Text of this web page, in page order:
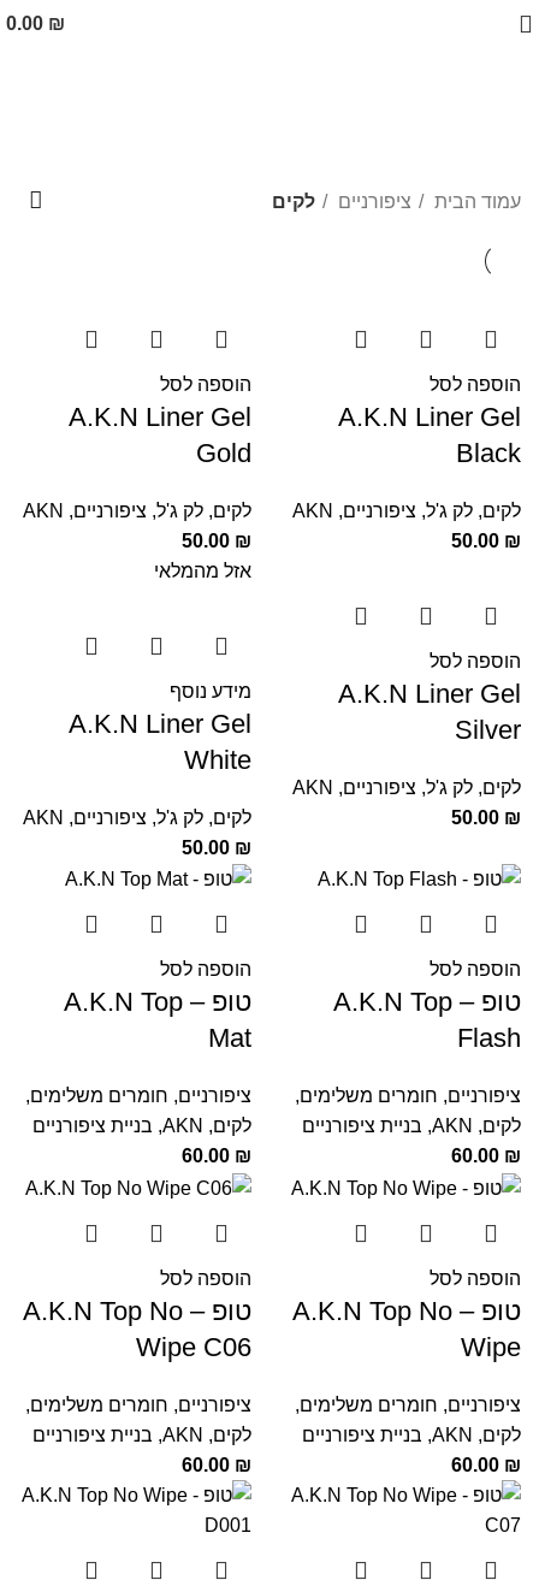
0.00 ₪
עמוד הבית ציפורניים לקים
הוספה לסל
A.K.N Liner Gel
Black
לקים, לק ג'ל, ציפורניים,
AKN
50.00 ₪
הוספה לסל
A.K.N Liner Gel
Gold
לקים, לק ג'ל, ציפורניים,
AKN
50.00 ₪
הוספה לסל
A.K.N Liner Gel
Silver
לקים, לק ג'ל, ציפורניים,
AKN
50.00 ₪
אזל מהמלאי
מידע נוסף
A.K.N Liner Gel
White
לקים, לק ג'ל, ציפורניים,
AKN
50.00 ₪
הוספה לסל
טופ – A.K.N Top
Flash
ציפורניים, חומרים משלימים,
לקים,
AKN
, בניית ציפורניים
60.00 ₪
הוספה לסל
טופ – A.K.N Top
Mat
ציפורניים, חומרים משלימים,
לקים,
AKN
, בניית ציפורניים
60.00 ₪
הוספה לסל
טופ – A.K.N Top No
Wipe
ציפורניים, חומרים משלימים,
לקים,
AKN
, בניית ציפורניים
60.00 ₪
הוספה לסל
טופ – A.K.N Top No
Wipe C06
ציפורניים, חומרים משלימים,
לקים,
AKN
, בניית ציפורניים
60.00 ₪